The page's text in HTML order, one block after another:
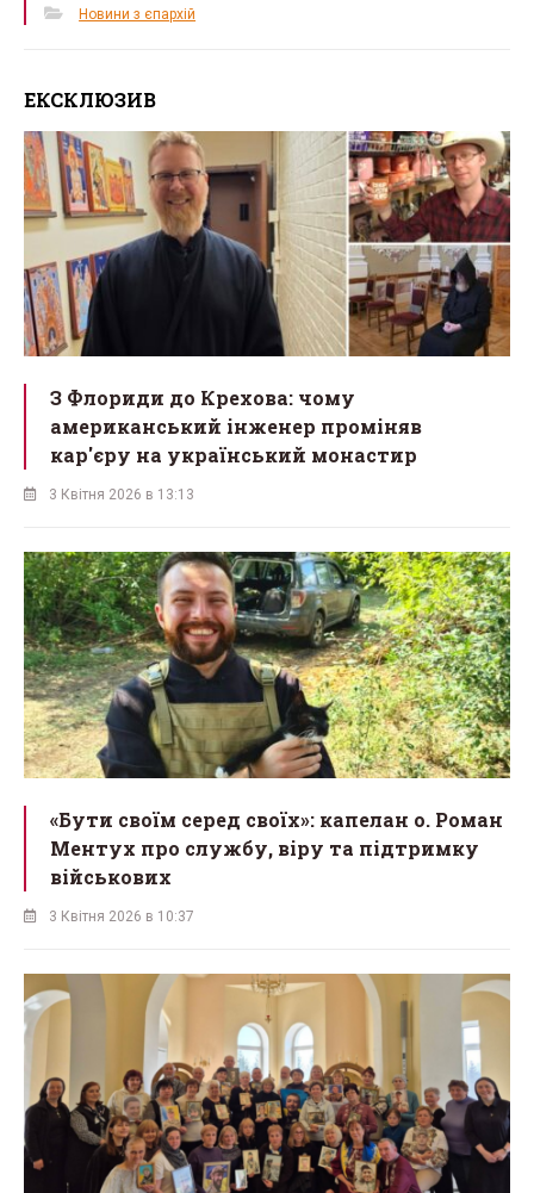
Новини з єпархій
ЕКСКЛЮЗИВ
З Флориди до Крехова: чому
американський інженер проміняв
кар'єру на український монастир
3 Квітня 2026 в 13:13
«Бути своїм серед своїх»: капелан о. Роман
Ментух про службу, віру та підтримку
військових
3 Квітня 2026 в 10:37